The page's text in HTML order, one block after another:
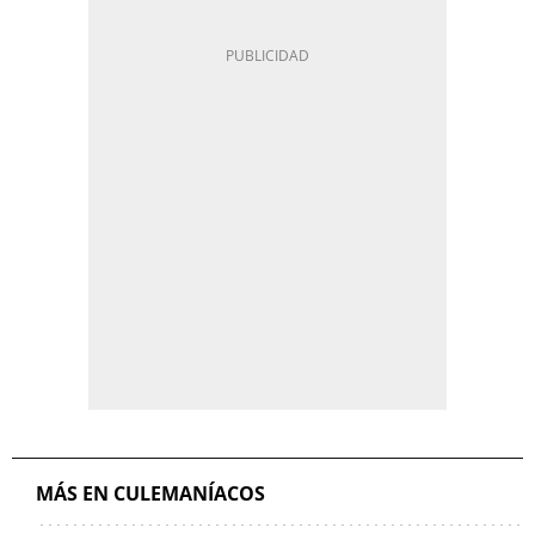
MÁS EN CULEMANÍACOS